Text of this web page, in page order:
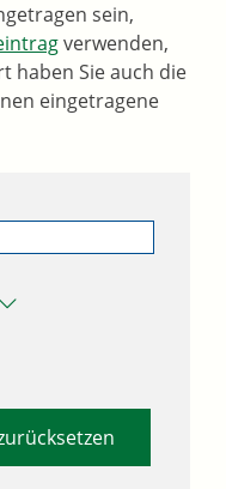
sein,
verwenden,
haben Sie auch die
eingetragene